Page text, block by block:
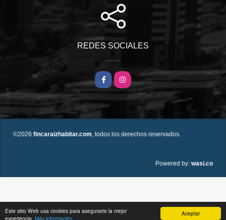
Aceptar
Este sitio Web usa cookies para asegurarte la mejor
experiencia. Más información
REDES SOCIALES
FacebookInstagram
©2026 fincaraizhabitar.com, todos los derechos reservados.
Powered by: wasi.co